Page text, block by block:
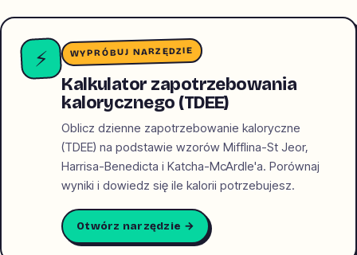
⚡ WYPRÓBUJ NARZĘDZIE
Kalkulator zapotrzebowania
kalorycznego (TDEE)
Oblicz dzienne zapotrzebowanie kaloryczne
(TDEE) na podstawie wzorów Mifflina-St Jeor,
Harrisa-Benedicta i Katcha-McArdle'a. Porównaj
wyniki i dowiedz się ile kalorii potrzebujesz.
Otwórz narzędzie →